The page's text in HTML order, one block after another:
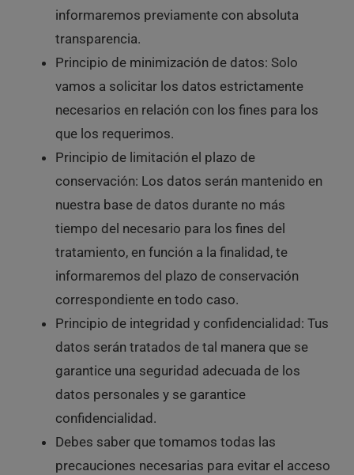
informaremos previamente con absoluta
transparencia.
Principio de minimización de datos: Solo
vamos a solicitar los datos estrictamente
necesarios en relación con los fines para los
que los requerimos.
Principio de limitación el plazo de
conservación: Los datos serán mantenido en
nuestra base de datos durante no más
tiempo del necesario para los fines del
tratamiento, en función a la finalidad, te
informaremos del plazo de conservación
correspondiente en todo caso.
Principio de integridad y confidencialidad: Tus
datos serán tratados de tal manera que se
garantice una seguridad adecuada de los
datos personales y se garantice
confidencialidad.
Debes saber que tomamos todas las
precauciones necesarias para evitar el acceso